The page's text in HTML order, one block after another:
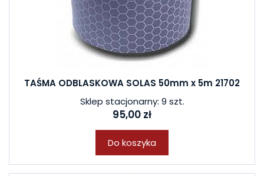
TAŚMA ODBLASKOWA SOLAS 50mm x 5m 21702
Sklep stacjonarny: 9 szt.
95,00 zł
Do koszyka